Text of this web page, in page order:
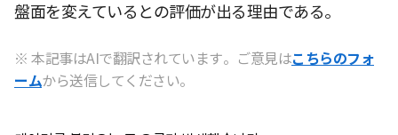
盤面を変えているとの評価が出る理由である。
※ 本記事はAIで翻訳されています。ご意見はこちらのフォ
ームから送信してください。